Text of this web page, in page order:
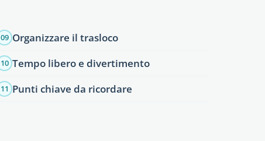
09 Organizzare il trasloco
10 Tempo libero e divertimento
11 Punti chiave da ricordare